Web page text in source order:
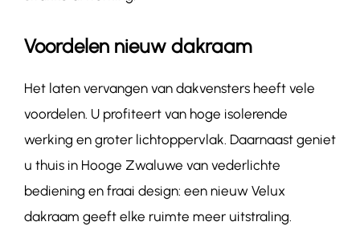
Voordelen nieuw dakraam
Het laten vervangen van dakvensters heeft vele
voordelen. U profiteert van hoge isolerende
werking en groter lichtoppervlak. Daarnaast geniet
u thuis in Hooge Zwaluwe van vederlichte
bediening en fraai design: een nieuw Velux
dakraam geeft elke ruimte meer uitstraling.